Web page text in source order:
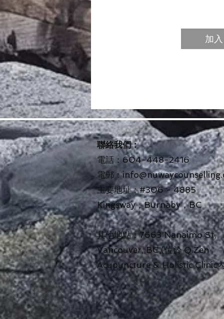
加入
聯絡我們：
電話：604-448-2416
電郵：
主要地址：#306 - 4885
Kingsway，Burnaby，BC
其他地點：7663 Nanaimo St,
Vancouver, BC (位於 Q.Zen
Acupuncture & Holistic Clinic